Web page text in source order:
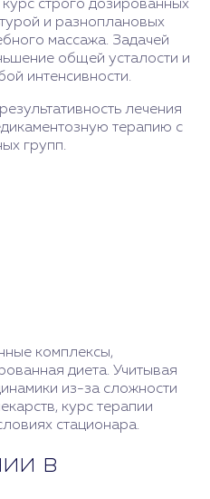
строго дозированных
и разноплановых
массажа. Задачей
общей усталости и
интенсивности.
лечения
терапию с
групп.
комплексы,
диета. Учитывая
из-за сложности
курс терапии
стационара.
в